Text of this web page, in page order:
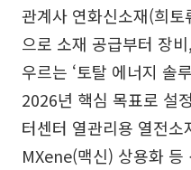
관계사 연화신소재(희
으로 소재 공급부터 장
우르는 ‘토탈 에너지 솔
2026년 핵심 목표로 설
터센터 열관리용 열전
MXene(맥신) 상용화